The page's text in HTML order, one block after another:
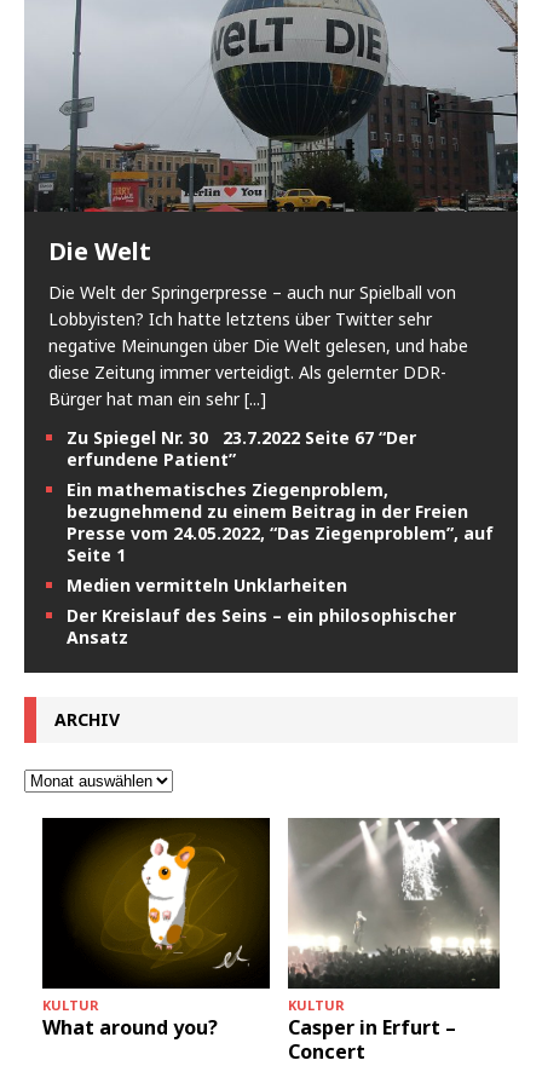
Die Welt
Die Welt der Springerpresse – auch nur Spielball von
Lobbyisten? Ich hatte letztens über Twitter sehr
negative Meinungen über Die Welt gelesen, und habe
diese Zeitung immer verteidigt. Als gelernter DDR-
Bürger hat man ein sehr[...]
Zu Spiegel Nr. 30 23.7.2022 Seite 67 “Der
erfundene Patient”
Ein mathematisches Ziegenproblem,
bezugnehmend zu einem Beitrag in der Freien
Presse vom 24.05.2022, “Das Ziegenproblem”, auf
Seite 1
Medien vermitteln Unklarheiten
Der Kreislauf des Seins – ein philosophischer
Ansatz
ARCHIV
KULTUR
What around you?
KULTUR
Casper in Erfurt –
Concert